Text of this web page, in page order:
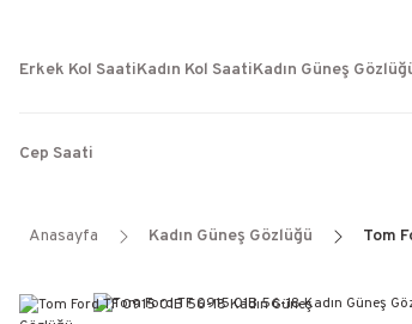
Erkek Kol SaatiKadın Kol SaatiKadın Güneş
Cep Saati
Anasayfa Kadın Güneş Gözlüğü Tom